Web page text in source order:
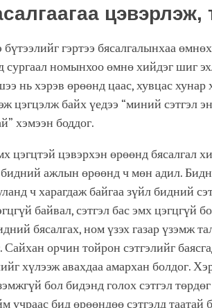
цэвэрлэж,
гэртээ бясалгалынхаа
сургаал номынхоо өмнө хийдэг шиг
нь хэрэв өрөөнд цаас, хувцас хунар
цэгцэлж байх үедээ “миний сэтгэл
хэмээн боддог.
цэгцтэй цэвэрхэн өрөөнд бясалгал
ажлын өрөөнд ч мөн адил.
ч харагдаж байгаа зүйл бидний
байвал, сэтгэл бас эмх цэгцгүй
бясалгах, ном үзэх газар үзэмж
Сайхан орчин тойрон сэтгэлийг
хүлээж авахдаа амархан болдог.
бол бидэнд голох сэтгэл
учраас бид өрөөндөө сэтгэлд таатай